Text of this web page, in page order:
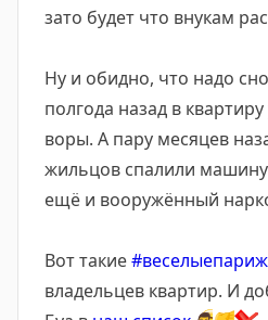
зато будет что внукам
Ну и обидно, что надо
полгода назад в
воры. А пару месяцев
жильцов спалили
ещё и вооружённый
Вот такие
владельцев квартир. И